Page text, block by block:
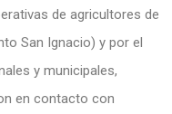
de agricultores de
San Ignacio) y por el
y municipales,
en contacto con